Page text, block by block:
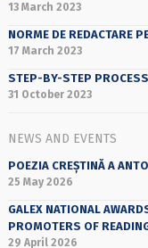
13 March 2023
NORME DE REDACTARE
17 March 2023
STEP-BY-STEP
31 October 2023
NEWS AND EVENTS
POEZIA CREȘTINĂ A
25 May 2026
GALEX NATIONAL
PROMOTERS OF
29 April 2026